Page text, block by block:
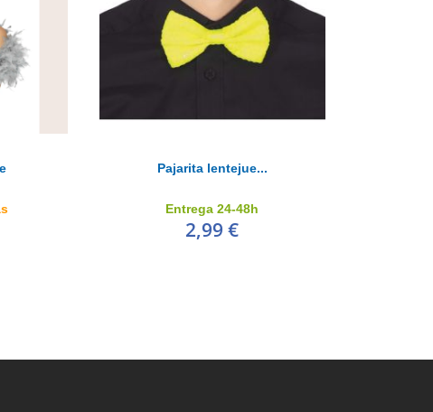
Pajarita lentejue...
Entrega 24-48h
2,99 €